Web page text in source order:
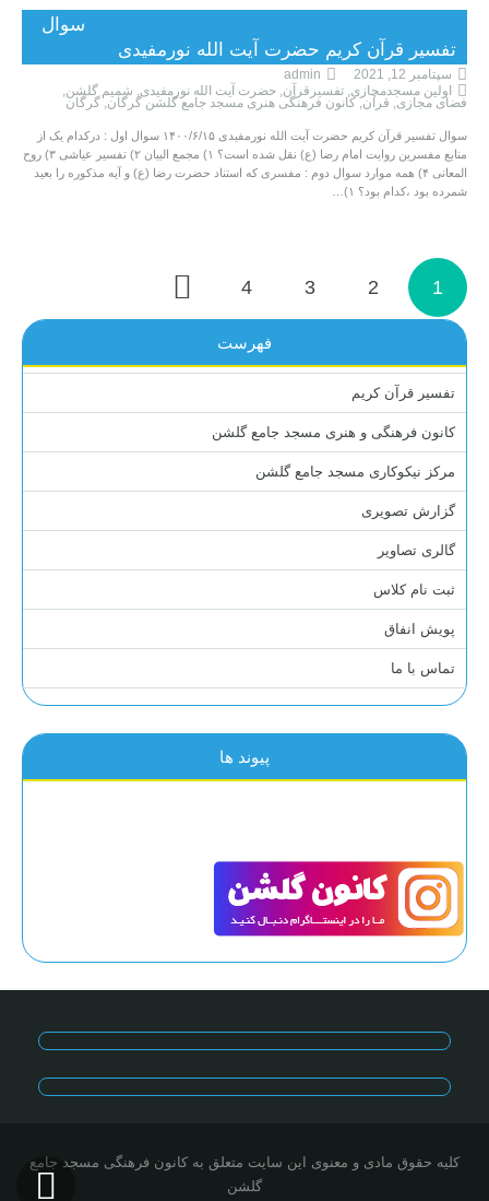
سوال
تفسیر قرآن کریم حضرت آیت الله نورمفیدی
سپتامبر 12, 2021
admin
اولین مسجدمجازی, تفسیرقرآن, حضرت آیت الله نورمفیدی, شمیم گلشن,
فضای مجازی, قرآن, کانون فرهنگی هنری مسجد جامع گلشن گرگان,گرگان
سوال تفسیر قرآن کریم حضرت آیت الله نورمفیدی ۱۴۰۰/۶/۱۵ سوال اول : درکدام یک از
منابع مفسرین روایت امام رضا (ع) نقل شده است؟ ۱) مجمع البیان ۲) تفسیر عیاشی ۳) روح
المعانی ۴) همه موارد سوال دوم : مفسری که استناد حضرت رضا (ع) و آیه مذکوره را بعید
شمرده بود ،کدام بود؟ ۱)…
1
2
3
4
فهرست
تفسیر قرآن کریم
کانون فرهنگی و هنری مسجد جامع گلشن
مرکز نیکوکاری مسجد جامع گلشن
گزارش تصویری
گالری تصاویر
ثبت نام کلاس
پویش انفاق
تماس با ما
پیوند ها
کلیه حقوق مادی و معنوی این سایت متعلق به کانون فرهنگی مسجد جامع
گلشن